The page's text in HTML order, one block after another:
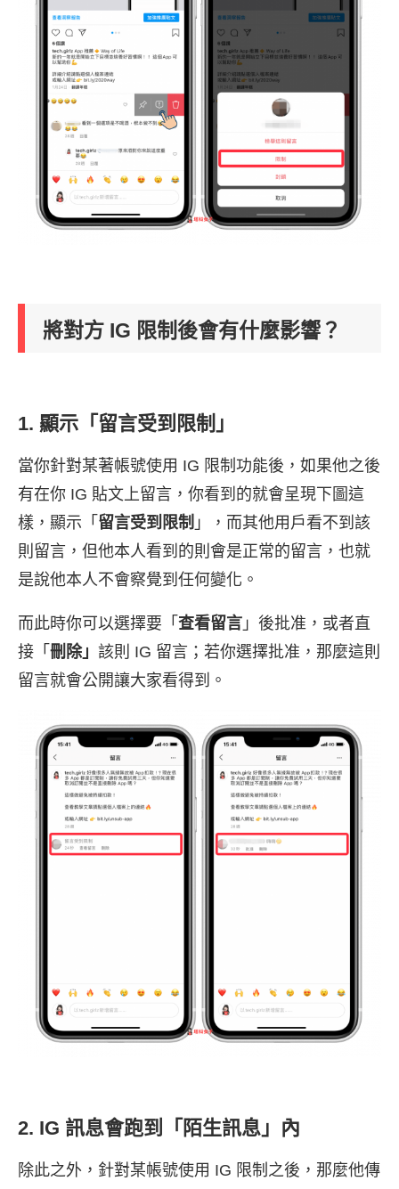
將對方 IG 限制後會有什麼影響？
1. 顯示「留言受到限制」
當你針對某著帳號使用 IG 限制功能後，如果他之後
有在你 IG 貼文上留言，你看到的就會呈現下圖這
樣，顯示「 留言受到限制 」，而其他用戶看不到該
則留言，但他本人看到的則會是正常的留言，也就
是說他本人不會察覺到任何變化。
而此時你可以選擇要「 查看留言 」後批准，或者直
接「 刪除」 該則 IG 留言；若你選擇批准，那麼這則
留言就會公開讓大家看得到。
2. IG 訊息會跑到「陌生訊息」內
除此之外，針對某帳號使用 IG 限制之後，那麼他傳